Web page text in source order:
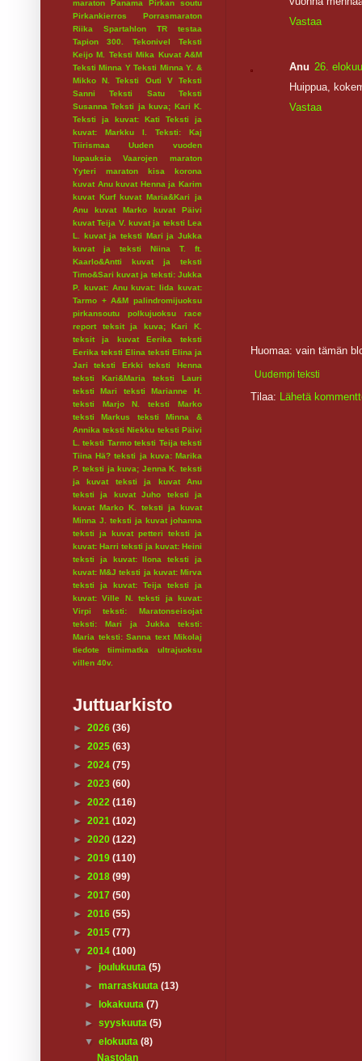
Vastaa
Anu 26.
Huippua,
Vastaa
Huomaa: vain tämän
Uudempi teksti
Tilaa: Lähetä
maraton Panama
Pirkan soutu
Pirkankierros
Porrasmaraton
Riika
Spartahlon
TR testaa
Tapion 300.
Tekonivel
Teksti
Keijo M.
Teksti Mika Kuvat A&M
Teksti Minna Y Teksti Minna Y. &
Mikko N.
Teksti Outi V
Teksti
Sanni
Teksti Satu
Teksti
Susanna Teksti ja kuva; Kari K.
Teksti ja kuvat: Kati
Teksti ja
kuvat: Markku I.
Teksti: Kaj
Tiirismaa
Uuden vuoden
lupauksia
Vaarojen maraton
Yyteri maraton
kisa
korona
kuvat Anu kuvat Henna ja Karim
kuvat Kurf kuvat Maria&Kari ja
Anu
kuvat Marko
kuvat Päivi
kuvat Teija V. kuvat ja teksti Lea
L.
kuvat ja teksti Mari ja Jukka
kuvat ja teksti Niina T. ft.
Kaarlo&Antti
kuvat ja teksti
Timo&Sari kuvat ja teksti: Jukka
P.
kuvat: Anu kuvat: Iida kuvat:
Tarmo + A&M palindromijuoksu
pirkansoutu
polkujuoksu
race
report
teksit ja kuva; Kari K.
teksit ja kuvat Eerika
teksti
Eerika teksti Elina teksti Elina ja
Jari
teksti Erkki
teksti Henna
teksti Kari&Maria
teksti Lauri
teksti Mari
teksti Marianne H.
teksti Marjo N.
teksti Marko
teksti Markus
teksti Minna &
Annika teksti Niekku teksti Päivi
L.
teksti Tarmo teksti Teija teksti
Tiina Hä? teksti ja kuva: Marika
P. teksti ja kuva; Jenna K.
teksti
ja kuvat
teksti ja kuvat Anu
teksti ja kuvat Juho
teksti ja
kuvat Marko K.
teksti ja kuvat
Minna J.
teksti ja kuvat johanna
teksti ja kuvat petteri
teksti ja
kuvat: Harri teksti ja kuvat: Heini
teksti ja kuvat: Ilona
teksti ja
kuvat: M&J teksti ja kuvat: Mirva
teksti ja kuvat: Teija
teksti ja
kuvat: Ville N.
teksti ja kuvat:
Virpi
teksti: Maratonseisojat
teksti: Mari ja Jukka
teksti:
Maria teksti: Sanna text Mikolaj
tiedote
tiimimatka
ultrajuoksu
villen 40v.
Juttuarkisto
► 2026 (36)
► 2025 (63)
► 2024 (75)
► 2023 (60)
► 2022 (116)
► 2021 (102)
► 2020 (122)
► 2019 (110)
► 2018 (99)
► 2017 (50)
► 2016 (55)
► 2015 (77)
▼ 2014 (100)
►joulukuuta(5)
►marraskuuta(13)
►
lokakuuta(7)
►syyskuuta(5)
▼elokuuta(8)
Nastolan